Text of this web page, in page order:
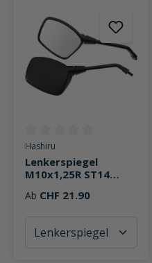
Durchschnittliche
Hashiru
Lenkerspiegel
M10x1,25R ST14
Ab CHF 21.90